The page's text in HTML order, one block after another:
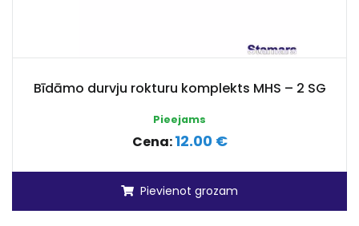
Bīdāmo durvju rokturu komplekts MHS – 2 SG
Pieejams
Cena:12.00 €
Pievienot grozam